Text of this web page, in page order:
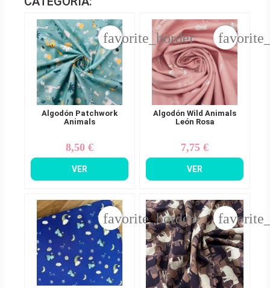
Algodón Patchwork
Animals
Precio
8,50 €
VER
favorite_border
Algodón Wild Animals
León Rosa
Precio
7,75 €
VER
favorite_border